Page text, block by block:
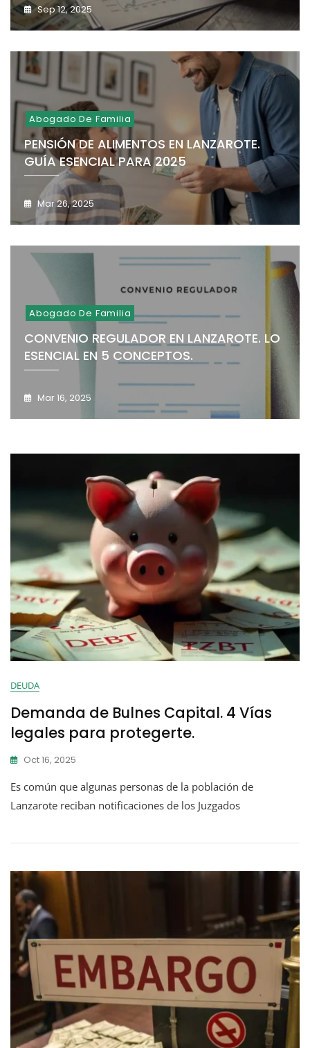
Sep 12, 2025
Abogado De Familia
PENSIÓN DE ALIMENTOS EN LANZAROTE.
GUÍA ESENCIAL PARA 2025
Mar 26, 2025
Abogado De Familia
CONVENIO REGULADOR EN LANZAROTE. LO
ESENCIAL EN 5 CONCEPTOS.
Mar 16, 2025
DEUDA
Demanda de Bulnes Capital. 4 Vías
legales para protegerte.
Oct 16, 2025
Es común que algunas personas de la población de
Lanzarote reciban notificaciones de los Juzgados